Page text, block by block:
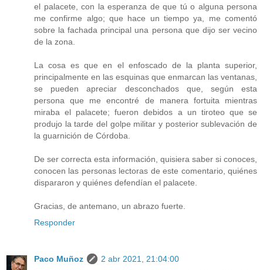
el palacete, con la esperanza de que tú o alguna persona
me confirme algo; que hace un tiempo ya, me comentó
sobre la fachada principal una persona que dijo ser vecino
de la zona.
La cosa es que en el enfoscado de la planta superior,
principalmente en las esquinas que enmarcan las ventanas,
se pueden apreciar desconchados que, según esta
persona que me encontré de manera fortuita mientras
miraba el palacete; fueron debidos a un tiroteo que se
produjo la tarde del golpe militar y posterior sublevación de
la guarnición de Córdoba.
De ser correcta esta información, quisiera saber si conoces,
conocen las personas lectoras de este comentario, quiénes
dispararon y quiénes defendían el palacete.
Gracias, de antemano, un abrazo fuerte.
Responder
Paco Muñoz
2 abr 2021, 21:04:00